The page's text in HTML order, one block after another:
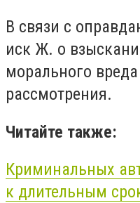
В связи с
иск Ж. о
морального
рассмотрения.
Читайте также:
Криминальных
к длительным